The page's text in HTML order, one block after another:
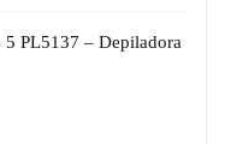
PL5137 – Depiladora